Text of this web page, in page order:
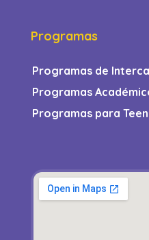
Programas
Programas de
Programas
Programas para